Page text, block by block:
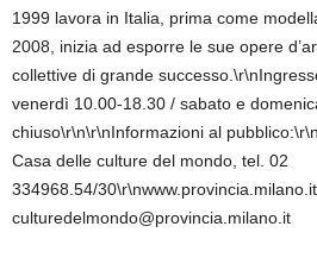
1999 lavora in Italia, prima come
2008, inizia ad esporre le sue opere
collettive di grande
venerdì 10.00-18.30 / sabato e
chiuso\r\n\r\nInformazioni al
Casa delle culture del mondo, tel. 02
334968.54/
culturedelmondo@provincia.milano.it